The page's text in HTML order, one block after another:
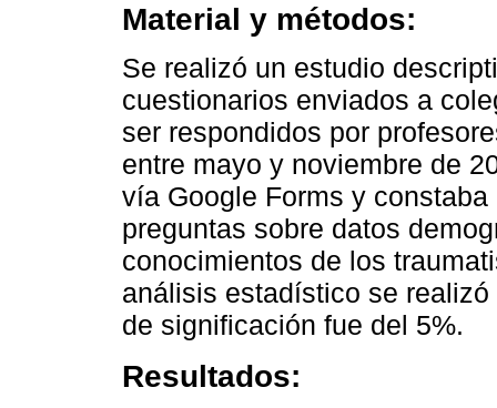
Material y métodos:
Se realizó un estudio
cuestionarios enviados a
ser respondidos por
entre mayo y noviembre de
vía Google Forms y
preguntas sobre datos
conocimientos de los
análisis estadístico se
de significación fue del 5%.
Resultados: